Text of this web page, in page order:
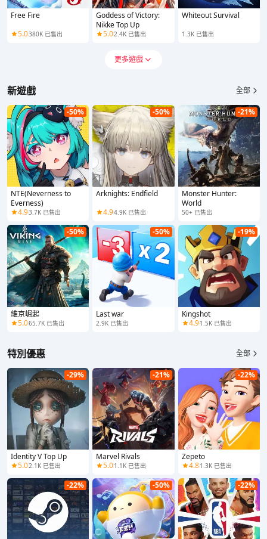
Free Fire
5.0380K 已售出
Goddess of Victory:
Nikke Top Up
5.02.4K 已售出
Whiteout Survival
1.3K 已售出
更多遊戲
新遊戲 全部
-50%
NTE(Neverness to
Everness)
4.93.7K 已售出
-50%
Arknights: Endfield
4.94.9K 已售出
-21%
Monster Hunter:
World
50+ 已售出
-50%
維京崛起
5.065.7K 已售出
-50%
Last war
2.9K 已售出
-19%
Kingshot
4.91.5K 已售出
特別優惠 全部
-29%
Identity V Top Up
5.02.1K 已售出
-21%
Marvel Rivals
5.01.1K 已售出
-22%
Zepeto
4.81.3K 已售出
-22% -50% -22%